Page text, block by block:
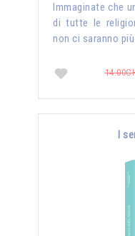
Immaginate che
di tutte le
non ci saranno
I